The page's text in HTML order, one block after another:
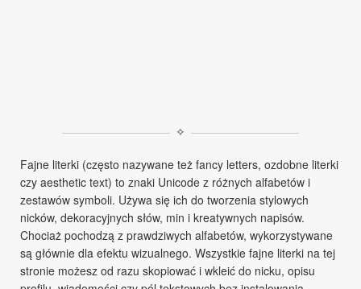
✧
Fajne literki (często nazywane też fancy letters, ozdobne literki
czy aesthetic text) to znaki Unicode z różnych alfabetów i
zestawów symboli. Używa się ich do tworzenia stylowych
nicków, dekoracyjnych słów, min i kreatywnych napisów.
Chociaż pochodzą z prawdziwych alfabetów, wykorzystywane
są głównie dla efektu wizualnego. Wszystkie fajne literki na tej
stronie możesz od razu skopiować i wkleić do nicku, opisu